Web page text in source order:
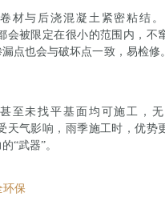
材与后浇混凝土紧密粘结
会被限定在很小的范围内，不
点也会与破坏点一致，易检修
至未找平基面均可施工，
天气影响，雨季施工时，优势
“武器”。
环保